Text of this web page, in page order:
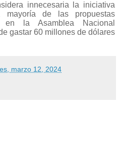
innecesaria la iniciativa
mayoría de las propuestas
en la Asamblea Nacional
gastar 60 millones de dólares
marzo 12, 2024